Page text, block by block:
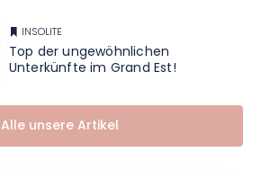
INSOLITE
Top der ungewöhnlichen
Unterkünfte im Grand Est!
Alle unsere Artikel